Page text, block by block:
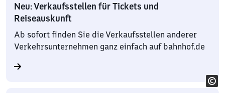
Neu: Verkaufsstellen für Tickets und
Reiseauskunft
Ab sofort finden Sie die Verkaufsstellen anderer
Verkehrsunternehmen ganz einfach auf bahnhof.de